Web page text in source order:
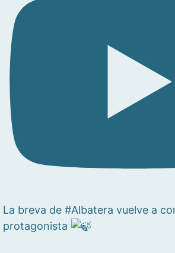
La breva de #Albatera vuelve a
protagonista